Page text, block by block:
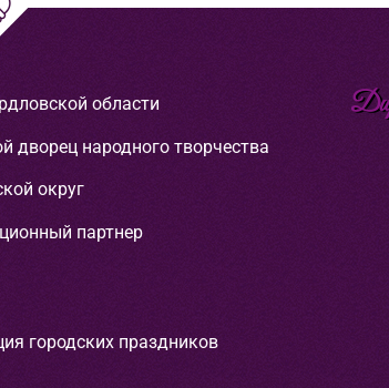
области
дворец народного творчества
округ
партнер
городских праздников